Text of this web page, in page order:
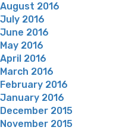
August 2016
July 2016
June 2016
May 2016
April 2016
March 2016
February 2016
January 2016
December 2015
November 2015